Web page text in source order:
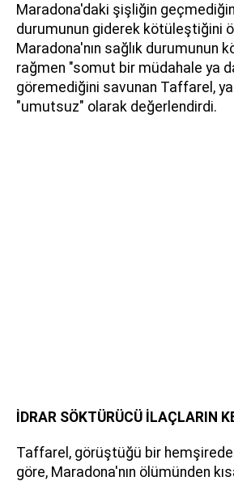
Maradona'daki şişliğin
durumunun giderek kötüleştiğini
Maradona'nın sağlık durumunun
rağmen "somut bir müdahale ya da
göremediğini savunan Taffarel,
"umutsuz" olarak değerlendirdi.
İDRAR SÖKTÜRÜCÜ İLAÇLARIN
Taffarel, görüştüğü bir
göre, Maradona'nın ölümünden